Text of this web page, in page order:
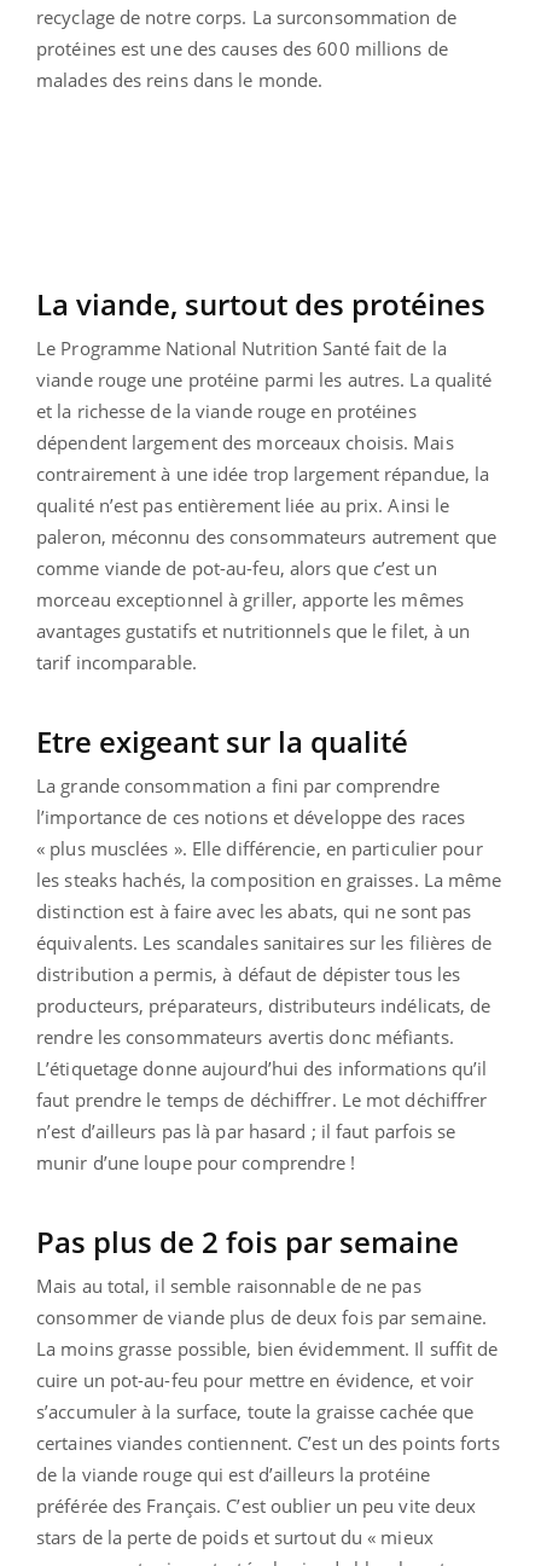
recyclage de notre corps. La surconsommation de
protéines est une des causes des 600 millions de
malades des reins dans le monde.
La viande, surtout des protéines
Le Programme National Nutrition Santé fait de la
viande rouge une protéine parmi les autres. La qualité
et la richesse de la viande rouge en protéines
dépendent largement des morceaux choisis. Mais
contrairement à une idée trop largement répandue, la
qualité n’est pas entièrement liée au prix. Ainsi le
paleron, méconnu des consommateurs autrement que
comme viande de pot-au-feu, alors que c’est un
morceau exceptionnel à griller, apporte les mêmes
avantages gustatifs et nutritionnels que le filet, à un
tarif incomparable.
Etre exigeant sur la qualité
La grande consommation a fini par comprendre
l’importance de ces notions et développe des races
« plus musclées ». Elle différencie, en particulier pour
les steaks hachés, la composition en graisses. La même
distinction est à faire avec les abats, qui ne sont pas
équivalents. Les scandales sanitaires sur les filières de
distribution a permis, à défaut de dépister tous les
producteurs, préparateurs, distributeurs indélicats, de
rendre les consommateurs avertis donc méfiants.
L’étiquetage donne aujourd’hui des informations qu’il
faut prendre le temps de déchiffrer. Le mot déchiffrer
n’est d’ailleurs pas là par hasard ; il faut parfois se
munir d’une loupe pour comprendre !
Pas plus de 2 fois par semaine
Mais au total, il semble raisonnable de ne pas
consommer de viande plus de deux fois par semaine.
La moins grasse possible, bien évidemment. Il suffit de
cuire un pot-au-feu pour mettre en évidence, et voir
s’accumuler à la surface, toute la graisse cachée que
certaines viandes contiennent. C’est un des points forts
de la viande rouge qui est d’ailleurs la protéine
préférée des Français. C’est oublier un peu vite deux
stars de la perte de poids et surtout du « mieux